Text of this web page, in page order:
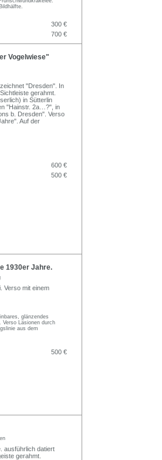
300 €
700 €
Vogelwiese"
"Dresden". In
gerahmt.
in Sütterlin
"Hainstr. 2a…?", in
b. Dresden". Verso
Auf der
600 €
500 €
1930er Jahre.
Verso mit einem
glänzendes
Läsionen durch
aus dem
500 €
ausführlich datiert
gerahmt.